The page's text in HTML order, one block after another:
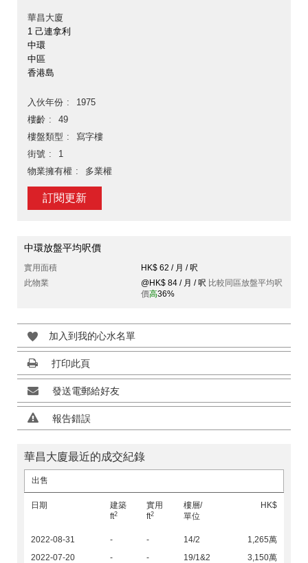
華昌大廈
1 己連拿利
中環
中區
香港島
入伙年份
1975
樓齡
49
樓盤類型
寫字樓
街號
1
物業擁有權
多業權
訂閱更新
中環放盤平均呎價
實用面積
HK$ 62 / 月 / 呎
此物業
@HK$ 84 / 月 / 呎 比較同區放盤平均呎
價高36%
加入到我的心水名單
打印此頁
發送電郵給好友
報告錯誤
華昌大廈最近的成交紀錄
出售
日期
建築
ft2
實用
ft2
樓層/
單位
HK$
2022-08-31 - - 14/2
1,265萬
2022-07-20
- - 19/1&2
3,150萬